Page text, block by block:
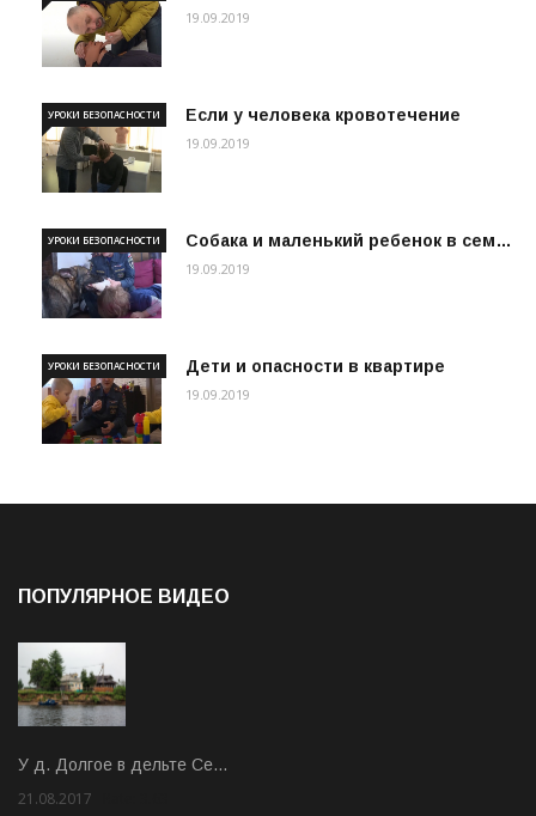
19.09.2019
Если у человека кровотечение
УРОКИ БЕЗОПАСНОСТИ
19.09.2019
Собака и маленький ребенок в сем…
УРОКИ БЕЗОПАСНОСТИ
19.09.2019
Дети и опасности в квартире
УРОКИ БЕЗОПАСНОСТИ
19.09.2019
ПОПУЛЯРНОЕ ВИДЕО
У д. Долгое в дельте Се…
21.08.2017